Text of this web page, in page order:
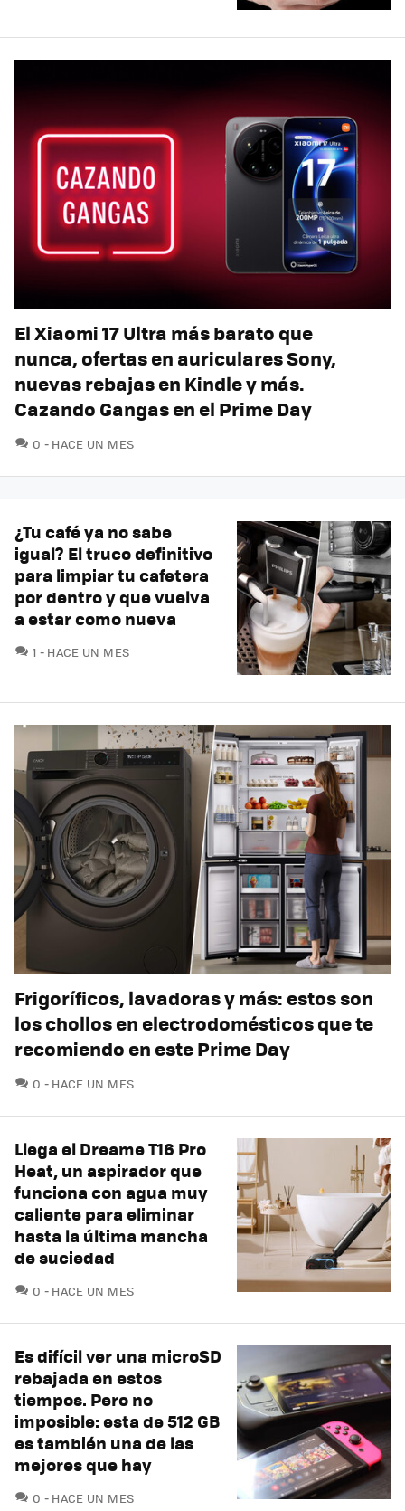
El Xiaomi 17 Ultra más barato que
nunca, ofertas en auriculares Sony,
nuevas rebajas en Kindle y más.
Cazando Gangas en el Prime Day
0 COMENTARIOS
HACE UN MES
¿Tu café ya no sabe
igual? El truco definitivo
para limpiar tu cafetera
por dentro y que vuelva
a estar como nueva
1 COMENTARIOS
HACE UN MES
Frigoríficos, lavadoras y más: estos son
los chollos en electrodomésticos que te
recomiendo en este Prime Day
0 COMENTARIOS
HACE UN MES
Llega el Dreame T16 Pro
Heat, un aspirador que
funciona con agua muy
caliente para eliminar
hasta la última mancha
de suciedad
0 COMENTARIOS
HACE UN MES
Es difícil ver una microSD
rebajada en estos
tiempos. Pero no
imposible: esta de 512 GB
es también una de las
mejores que hay
0 COMENTARIOS
HACE UN MES